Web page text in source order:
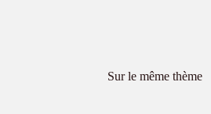
Sur le même thème